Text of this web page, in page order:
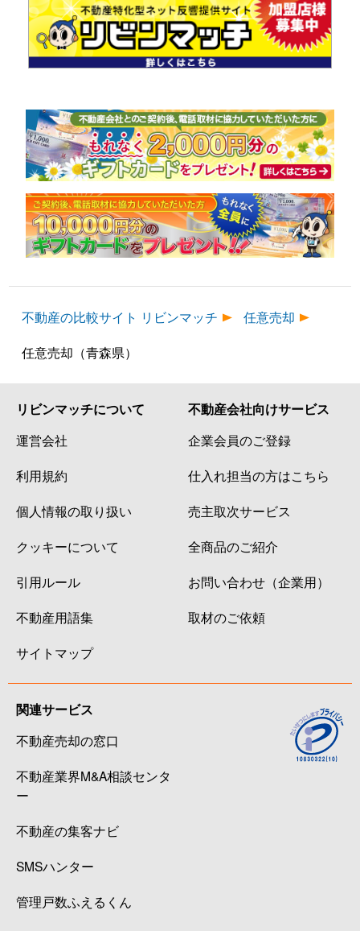
不動産の比較サイト リビンマッチ
任意売却
任意売却（青森県）
リビンマッチについて
運営会社
利用規約
個人情報の取り扱い
クッキーについて
引用ルール
不動産用語集
サイトマップ
不動産会社向けサービス
企業会員のご登録
仕入れ担当の方はこちら
売主取次サービス
全商品のご紹介
お問い合わせ（企業用）
取材のご依頼
関連サービス
不動産売却の窓口
不動産業界M&A相談センタ
ー
不動産の集客ナビ
SMSハンター
管理戸数ふえるくん